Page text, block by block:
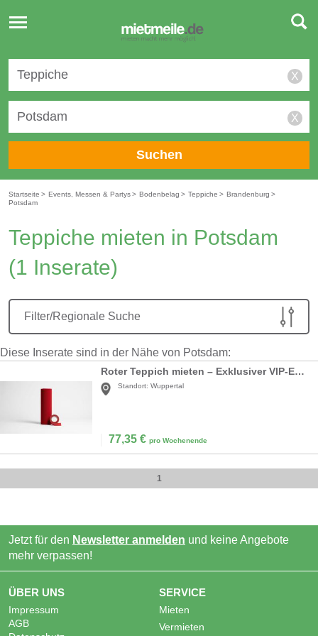
Toggle
navigation
X
X
Suchen
Startseite > Events, Messen & Partys> Bodenbelag > Teppiche > Brandenburg >
Potsdam
Teppiche mieten in Potsdam
(1 Inserate)
Filter/Regionale Suche
Diese Inserate sind in der Nähe von Potsdam:
Roter Teppich mieten – Exklusiver VIP-Empfang & Hochzeitsteppich für Ihren großen Auftritt
Standort: Wuppertal
77,35 € pro Wochenende
1
Jetzt für den Newsletter anmelden und keine Angebote
mehr verpassen!
ÜBER UNS
Impressum
AGB
SERVICE
Mieten
Vermieten